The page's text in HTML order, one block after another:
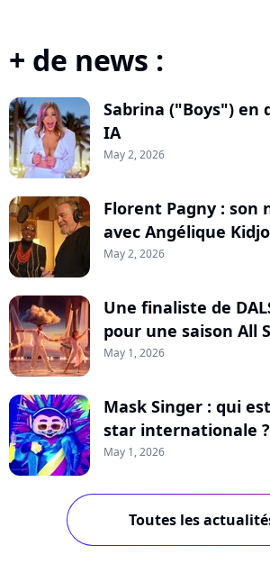
+ de news :
Sabrina ("Boys") en
IA
May 2, 2026
Florent Pagny : son
avec Angélique Kidjo
May 2, 2026
Une finaliste de
pour une saison All
May 1, 2026
Mask Singer : qui
star internationale ?
May 1, 2026
Toutes les